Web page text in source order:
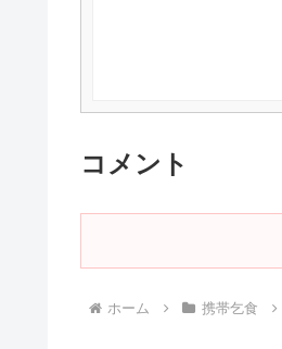
コメント
ホーム 携帯乞食